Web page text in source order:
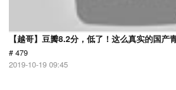
【越哥】豆瓣8.2分，低了！这么真实的国产
# 479
2019-10-19 09:45